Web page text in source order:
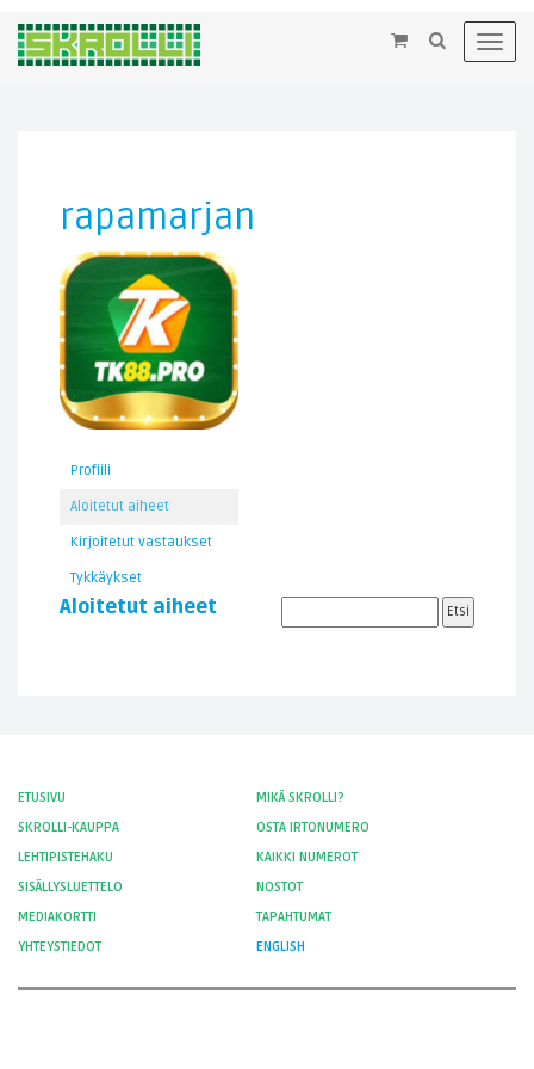
×
rapamarjan
Profiili
Aloitetut aiheet
Kirjoitetut vastaukset
Tykkäykset
Aloitetut aiheet
ETUSIVU
MIKÄ SKROLLI?
SKROLLI-KAUPPA
OSTA IRTONUMERO
LEHTIPISTEHAKU
KAIKKI NUMEROT
SISÄLLYSLUETTELO
NOSTOT
MEDIAKORTTI
TAPAHTUMAT
YHTEYSTIEDOT
ENGLISH